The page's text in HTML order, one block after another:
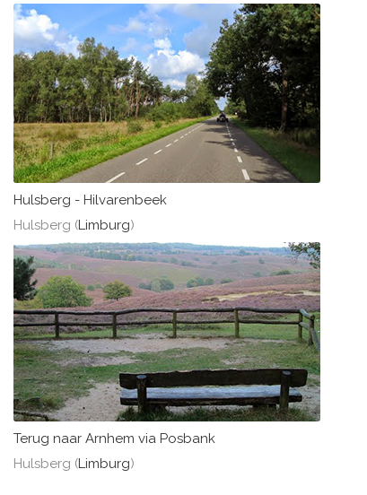
Hulsberg - Hilvarenbeek
Hulsberg (Limburg)
Terug naar Arnhem via Posbank
Hulsberg (Limburg)